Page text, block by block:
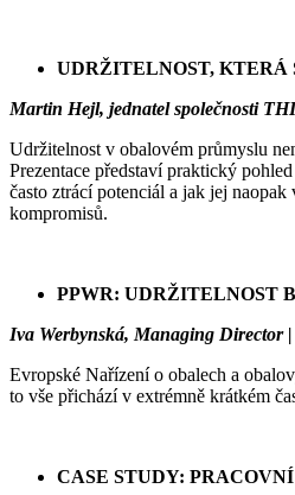
UDRŽITELNOST, KTERÁ
Martin Hejl, jednatel společnosti
Udržitelnost v obalovém průmyslu
Prezentace představí praktický
často ztrácí potenciál a jak jej
kompromisů.
PPWR: UDRŽITELNOST
Iva Werbynská, Managing Director
Evropské Nařízení o obalech a
to vše přichází v extrémně krátkém
CASE STUDY: